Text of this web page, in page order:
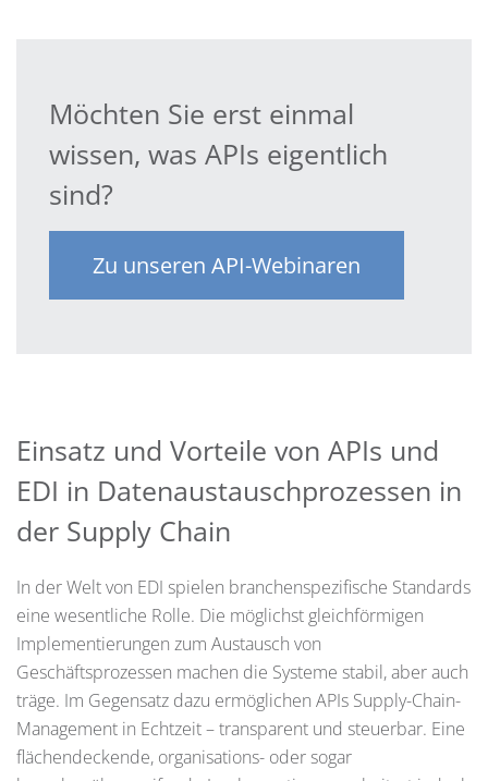
Möchten Sie erst einmal
wissen, was APIs eigentlich
sind?
Zu unseren API-Webinaren
Einsatz und Vorteile von APIs und
EDI in Datenaustauschprozessen in
der Supply Chain
In der Welt von EDI spielen branchenspezifische Standards
eine wesentliche Rolle. Die möglichst gleichförmigen
Implementierungen zum Austausch von
Geschäftsprozessen machen die Systeme stabil, aber auch
träge. Im Gegensatz dazu ermöglichen APIs Supply-Chain-
Management in Echtzeit – transparent und steuerbar. Eine
flächendeckende, organisations- oder sogar